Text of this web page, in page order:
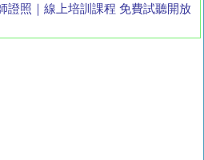
證照｜線上培訓課程 免費試聽開放